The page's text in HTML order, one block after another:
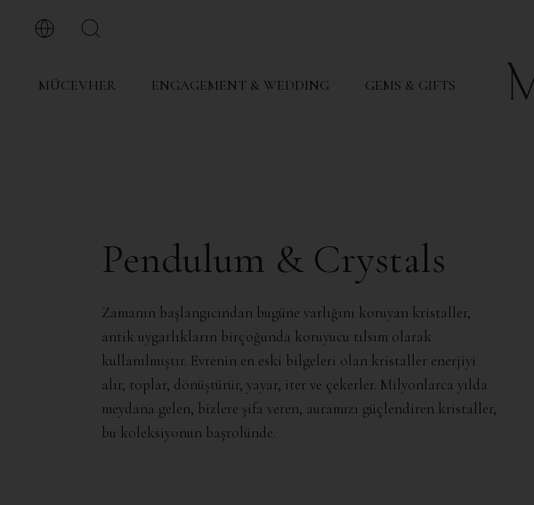
MÜCEVHER ENGAGEMENT & WEDDING GEMS & GIFTS
Pendulum & Crystals
Zamanın başlangıcından bugüne varlığını koruyan kristaller,
antik uygarlıkların birçoğunda koruyucu tılsım olarak
kullanılmıştır. Evrenin en eski bilgeleri olan kristaller enerjiyi
alır, toplar, dönüştürür, yayar, iter ve çekerler. Milyonlarca yılda
meydana gelen, bizlere şifa veren, auramızı güçlendiren kristaller,
bu koleksiyonun başrolünde.